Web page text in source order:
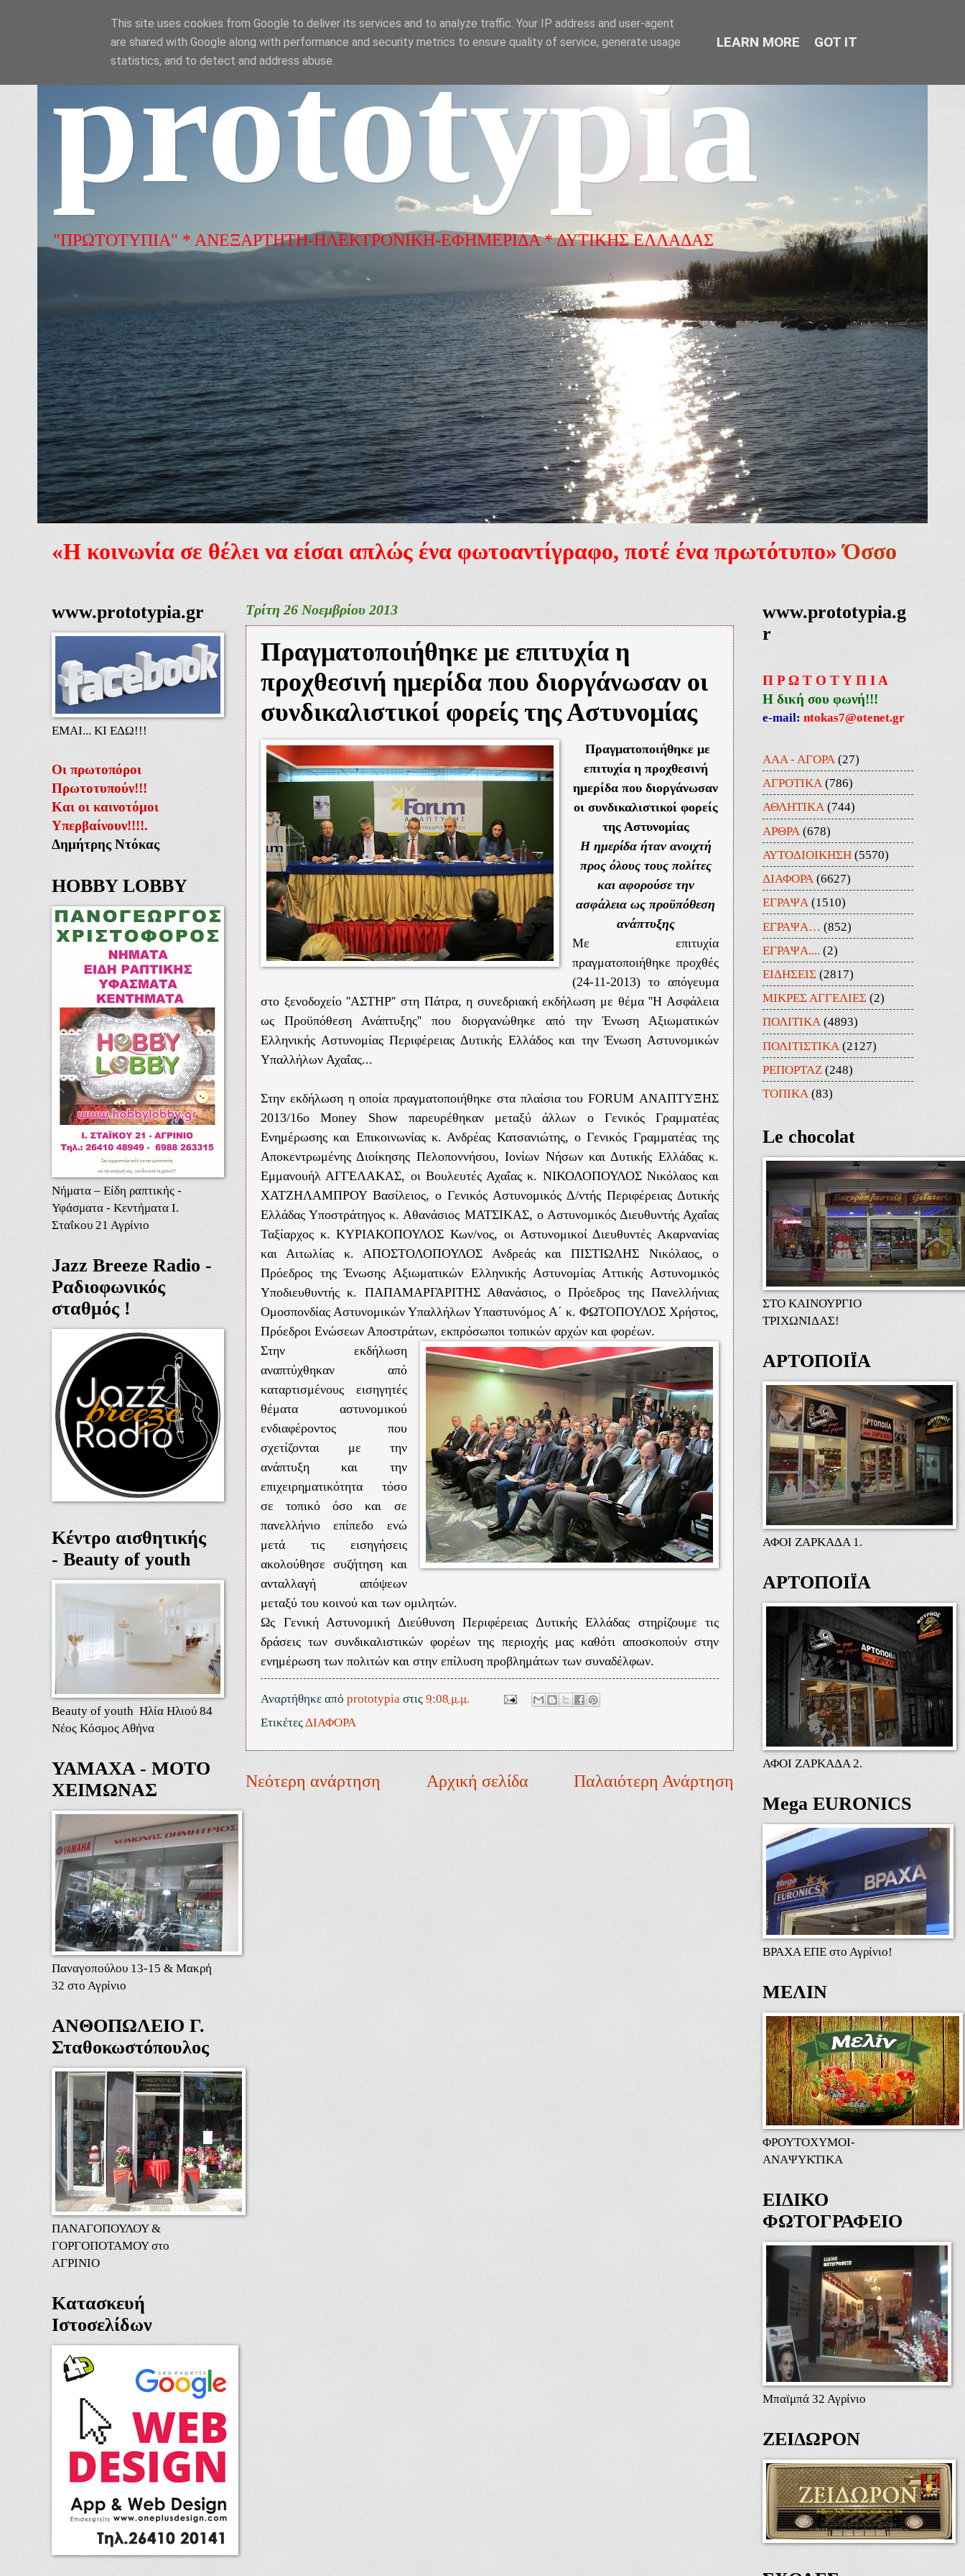
prototypia
"ΠΡΩΤΟΤΥΠΙΑ" * ΑΝΕΞΑΡΤΗΤΗ-ΗΛΕΚΤΡΟΝΙΚΗ-ΕΦΗΜΕΡΙΔΑ * ΔΥΤΙΚΗΣ ΕΛΛΑΔΑΣ
«Η κοινωνία σε θέλει να είσαι απλώς ένα φωτοαντίγραφο, ποτέ ένα πρωτότυπο» Όσσο
Τρίτη 26 Νοεμβρίου 2013
Πραγματοποιήθηκε με επιτυχία η
προχθεσινή ημερίδα που διοργάνωσαν οι
συνδικαλιστικοί φορείς της Αστυνομίας
Πραγματοποιήθηκε με
επιτυχία η προχθεσινή
ημερίδα που διοργάνωσαν
οι συνδικαλιστικοί φορείς
της Αστυνομίας
Η ημερίδα ήταν ανοιχτή
προς όλους τους πολίτες
και αφορούσε την
ασφάλεια ως προϋπόθεση
ανάπτυξης
Με επιτυχία
πραγματοποιήθηκε προχθές
(24-11-2013) το απόγευμα
στο ξενοδοχείο ''ΑΣΤΗΡ'' στη Πάτρα, η συνεδριακή εκδήλωση με θέμα ''Η Ασφάλεια
ως Προϋπόθεση Ανάπτυξης'' που διοργανώθηκε από την Ένωση Αξιωματικών
Ελληνικής Αστυνομίας Περιφέρειας Δυτικής Ελλάδος και την Ένωση Αστυνομικών
Υπαλλήλων Αχαΐας...
Στην εκδήλωση η οποία πραγματοποιήθηκε στα πλαίσια του FORUM ΑΝΑΠΤΥΞΗΣ
2013/16ο Money Show παρευρέθηκαν μεταξύ άλλων ο Γενικός Γραμματέας
Ενημέρωσης και Επικοινωνίας κ. Ανδρέας Κατσανιώτης, ο Γενικός Γραμματέας της
Αποκεντρωμένης Διοίκησης Πελοποννήσου, Ιονίων Νήσων και Δυτικής Ελλάδας κ.
Εμμανουήλ ΑΓΓΕΛΑΚΑΣ, οι Βουλευτές Αχαΐας κ. ΝΙΚΟΛΟΠΟΥΛΟΣ Νικόλαος και
ΧΑΤΖΗΛΑΜΠΡΟΥ Βασίλειος, ο Γενικός Αστυνομικός Δ/ντής Περιφέρειας Δυτικής
Ελλάδας Υποστράτηγος κ. Αθανάσιος ΜΑΤΣΙΚΑΣ, ο Αστυνομικός Διευθυντής Αχαΐας
Ταξίαρχος κ. ΚΥΡΙΑΚΟΠΟΥΛΟΣ Κων/νος, οι Αστυνομικοί Διευθυντές Ακαρνανίας
και Αιτωλίας κ. ΑΠΟΣΤΟΛΟΠΟΥΛΟΣ Ανδρεάς και ΠΙΣΤΙΩΛΗΣ Νικόλαος, ο
Πρόεδρος της Ένωσης Αξιωματικών Ελληνικής Αστυνομίας Αττικής Αστυνομικός
Υποδιευθυντής κ. ΠΑΠΑΜΑΡΓΑΡΙΤΗΣ Αθανάσιος, ο Πρόεδρος της Πανελλήνιας
Ομοσπονδίας Αστυνομικών Υπαλλήλων Υπαστυνόμος Α΄ κ. ΦΩΤΟΠΟΥΛΟΣ Χρήστος,
Πρόεδροι Ενώσεων Αποστράτων, εκπρόσωποι τοπικών αρχών και φορέων.
Στην εκδήλωση
αναπτύχθηκαν από
καταρτισμένους εισηγητές
θέματα αστυνομικού
ενδιαφέροντος που
σχετίζονται με την
ανάπτυξη και την
επιχειρηματικότητα τόσο
σε τοπικό όσο και σε
πανελλήνιο επίπεδο ενώ
μετά τις εισηγήσεις
ακολούθησε συζήτηση και
ανταλλαγή απόψεων
μεταξύ του κοινού και των ομιλητών.
Ως Γενική Αστυνομική Διεύθυνση Περιφέρειας Δυτικής Ελλάδας στηρίζουμε τις
δράσεις των συνδικαλιστικών φορέων της περιοχής μας καθότι αποσκοπούν στην
ενημέρωση των πολιτών και στην επίλυση προβλημάτων των συναδέλφων.
Αναρτήθηκε από prototypia στις 9:08 μ.μ.
ΕτικέτεςΔΙΑΦΟΡΑ
Νεότερη ανάρτηση Παλαιότερη Ανάρτηση
Αρχική σελίδα
www.prototypia.gr
ΕΜΑΙ... ΚΙ ΕΔΩ!!!
Οι πρωτοπόροι
Πρωτοτυπούν!!!
Και οι καινοτόμοι
Υπερβαίνουν!!!!.
Δημήτρης Ντόκας
HOBBY LOBBY
Νήματα – Είδη ραπτικής -
Υφάσματα - Κεντήματα Ι.
Σταΐκου 21 Αγρίνιο
Jazz Breeze Radio -
Ραδιοφωνικός
σταθμός !
Κέντρο αισθητικής
- Beauty of youth
Beauty of youth Ηλία Ηλιού 84
Νέος Κόσμος Αθήνα
ΥΑΜΑΧΑ - ΜΟΤΟ
ΧΕΙΜΩΝΑΣ
Παναγοπούλου 13-15 & Μακρή
32 στο Αγρίνιο
ΑΝΘΟΠΩΛΕΙΟ Γ.
Σταθοκωστόπουλος
ΠΑΝΑΓΟΠΟΥΛΟΥ &
ΓΟΡΓΟΠΟΤΑΜΟΥ στο
ΑΓΡΙΝΙΟ
Κατασκευή
Ιστοσελίδων
www.prototypia.g
r
Π Ρ Ω Τ Ο Τ Υ Π Ι Α
Η δική σου φωνή!!!
e-mail: ntokas7@otenet.gr
ΑΑΑ - ΑΓΟΡΑ (27)
ΑΓΡΟΤΙΚΑ (786)
ΑΘΛΗΤΙΚΑ (744)
ΑΡΘΡΑ (678)
ΑΥΤΟΔΙΟΙΚΗΣΗ (5570)
ΔΙΑΦΟΡΑ (6627)
ΕΓΡΑΨΑ (1510)
ΕΓΡΑΨΑ… (852)
ΕΓΡΑΨΑ.... (2)
ΕΙΔΗΣΕΙΣ (2817)
ΜΙΚΡΕΣ ΑΓΓΕΛΙΕΣ (2)
ΠΟΛΙΤΙΚΑ (4893)
ΠΟΛΙΤΙΣΤΙΚΑ (2127)
ΡΕΠΟΡΤΑΖ (248)
ΤΟΠΙΚΑ (83)
Le chocolat
ΣΤΟ ΚΑΙΝΟΥΡΓΙΟ
ΤΡΙΧΩΝΙΔΑΣ!
ΑΡΤΟΠΟΙΪΑ
ΑΦΟΙ ΖΑΡΚΑΔΑ 1.
ΑΡΤΟΠΟΙΪΑ
ΑΦΟΙ ΖΑΡΚΑΔΑ 2.
Mega EURONICS
ΒΡΑΧΑ ΕΠΕ στο Αγρίνιο!
ΜΕΛΙΝ
ΦΡΟΥΤΟΧΥΜΟΙ-
ΑΝΑΨΥΚΤΙΚΑ
ΕΙΔΙΚΟ
ΦΩΤΟΓΡΑΦΕΙΟ
Μπαϊμπά 32 Αγρίνιο
ΖΕΙΔΩΡΟΝ
This site uses cookies from Google to deliver its services and to analyze traffic. Your IP address and user-agent
are shared with Google along with performance and security metrics to ensure quality of service, generate usage
statistics, and to detect and address abuse.
LEARN MORE GOT IT